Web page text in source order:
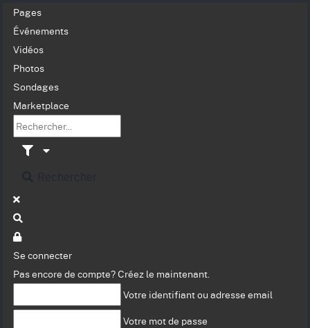
Pages
Événements
Vidéos
Photos
Sondages
Marketplace
Se connecter
Pas encore de compte? Créez le maintenant.
Votre identifiant ou adresse email
Votre mot de passe